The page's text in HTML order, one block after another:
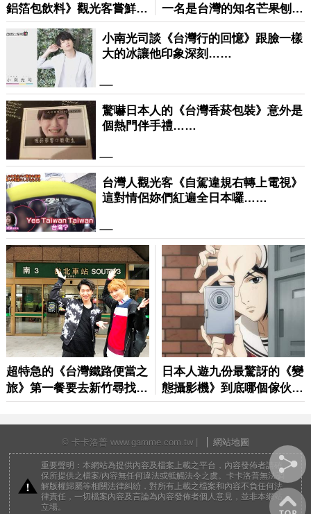
© 卡卡洛普 www.gamme.com.tw | 網站地圖
重要聲明：本網站為提供內容及檔案上載之平台，內容發佈者請確
保所提供之檔案/內容無任何違法或牴觸法令之虞。卡卡洛普無法調
解版權歸屬等相關法律糾紛，對所有上載之檔案和內容不負任何法
律責任，一切檔案內容及言論為內容發佈者個人意見，並非本網站
立場。